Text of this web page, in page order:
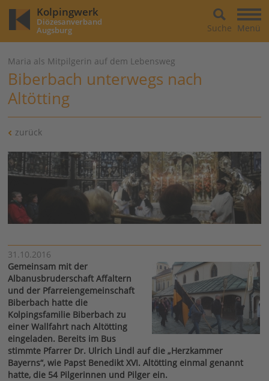
Kolpingwerk
Diözesanverband
Augsburg Menü
Suche
Maria als Mitpilgerin auf dem Lebensweg
Biberbach unterwegs nach
Altötting
zurück
31.10.2016
Gemeinsam mit der
Albanusbruderschaft Affaltern
und der Pfarreiengemeinschaft
Biberbach hatte die
Kolpingsfamilie Biberbach zu
einer Wallfahrt nach Altötting
eingeladen. Bereits im Bus
stimmte Pfarrer Dr. Ulrich Lindl auf die „Herzkammer
Bayerns“, wie Papst Benedikt XVI. Altötting einmal genannt
hatte, die 54 Pilgerinnen und Pilger ein.